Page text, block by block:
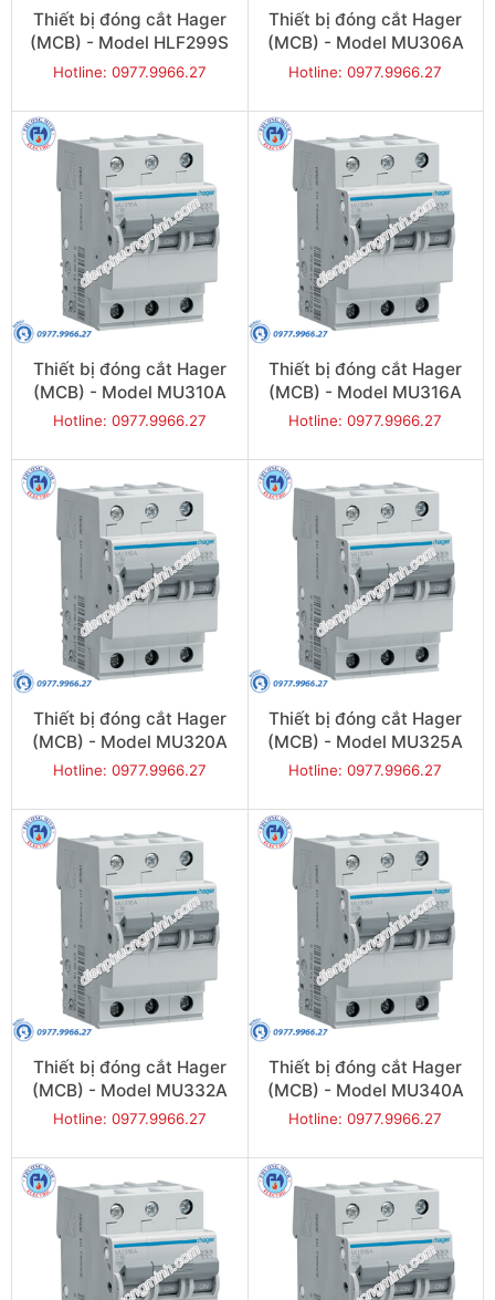
Thiết bị đóng cắt Hager
(MCB) - Model HLF299S
Hotline: 0977.9966.27
Thiết bị đóng cắt Hager
(MCB) - Model MU306A
Hotline: 0977.9966.27
Thiết bị đóng cắt Hager
(MCB) - Model MU310A
Hotline: 0977.9966.27
Thiết bị đóng cắt Hager
(MCB) - Model MU316A
Hotline: 0977.9966.27
Thiết bị đóng cắt Hager
(MCB) - Model MU320A
Hotline: 0977.9966.27
Thiết bị đóng cắt Hager
(MCB) - Model MU325A
Hotline: 0977.9966.27
Thiết bị đóng cắt Hager
(MCB) - Model MU332A
Hotline: 0977.9966.27
Thiết bị đóng cắt Hager
(MCB) - Model MU340A
Hotline: 0977.9966.27